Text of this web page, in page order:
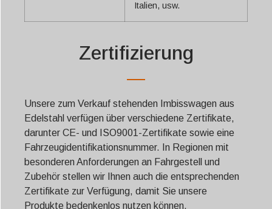
Italien, usw.
Zertifizierung
Unsere zum Verkauf stehenden Imbisswagen aus
Edelstahl verfügen über verschiedene Zertifikate,
darunter CE- und ISO9001-Zertifikate sowie eine
Fahrzeugidentifikationsnummer. In Regionen mit
besonderen Anforderungen an Fahrgestell und
Zubehör stellen wir Ihnen auch die entsprechenden
Zertifikate zur Verfügung, damit Sie unsere
Produkte bedenkenlos nutzen können.